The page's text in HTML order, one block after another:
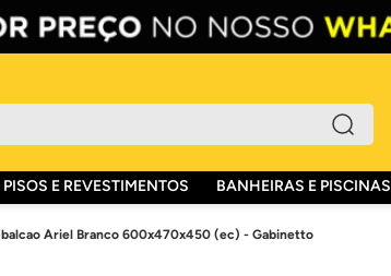
PISOS E REVESTIMENTOS BANHEIRAS E PISCINAS
Ariel Branco 600x470x450 (ec) - Gabinetto